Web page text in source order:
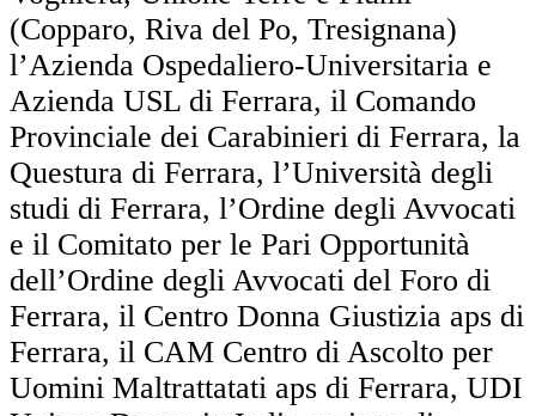
(Copparo, Riva del Po, Tresignana)
l’Azienda Ospedaliero-Universitaria e
Azienda USL di Ferrara, il Comando
Provinciale dei Carabinieri di Ferrara, la
Questura di Ferrara, l’Università degli
studi di Ferrara, l’Ordine degli Avvocati
e il Comitato per le Pari Opportunità
dell’Ordine degli Avvocati del Foro di
Ferrara, il Centro Donna Giustizia aps di
Ferrara, il CAM Centro di Ascolto per
Uomini Maltrattatati aps di Ferrara, UDI